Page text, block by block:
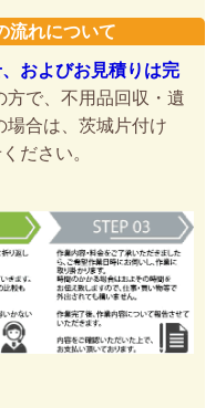
流れについて
およびお見積りは完
方で、不用品回収・遺
場合は、茨城片付け
ださい。